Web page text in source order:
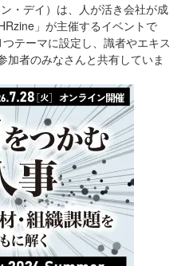
・デイ）は、人が活き会社が成
」が主催するイベントで
テーマに設定し、識者やエキス
加者のみなさんと共有していま